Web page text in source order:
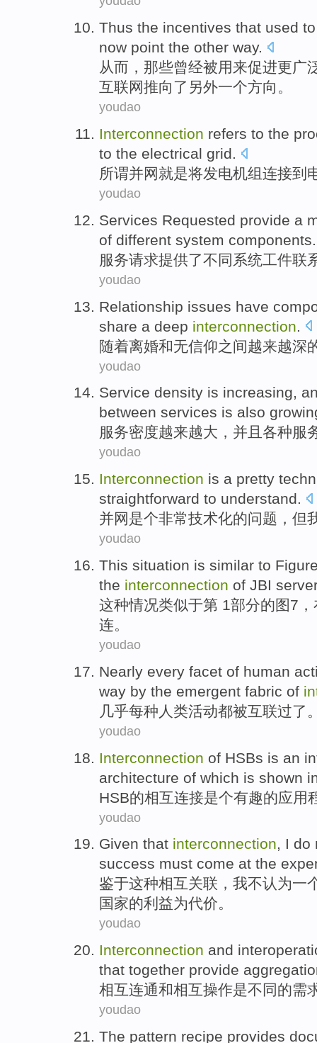
Thus the incentives that used
now point the other way.
从而 ， 那些曾经被用来促进更广
互联网推向了 另外一个方向。
youdao
Interconnection refers to the
to the electrical grid.
所谓并网就是将发电机组连接到
youdao
Services Requested provide a
of different system components.
服务请求提供了不同 系统工件联
youdao
Relationship issues have
share a deep interconnection
随着离婚和无信仰之间越来越深
youdao
Service density is increasing,
between services is also
服务密度越来越大， 并且 各种服
youdao
Interconnection is a pretty
straightforward to understand.
并网是个非常技术化的问题 ， 但
youdao
This situation is similar to
the interconnection of JBI
这种情况类似于第 1部分的图7 ，
连。
youdao
Nearly every facet of human
way by the emergent fabric of
几乎每种 人类活动都被互联过了
youdao
Interconnection of HSBs is an
architecture of which is shown
HSB的相互连接是个有趣的应用
youdao
Given that interconnection, I do
success must come at the
鉴于这种相互关联 ， 我不认为一
国家的利益为代价。
youdao
Interconnection and
that together provide
相互连通和相互操作是不同的需
youdao
The pattern recipe provides